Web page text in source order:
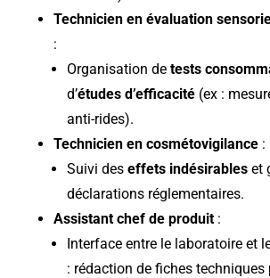
Technicien en évaluation
:
Organisation de tests
d’études d’efficacité (ex :
anti-rides).
Technicien en cosmétovigilance :
Suivi des effets indésirables et
déclarations réglementaires.
Assistant chef de produit :
Interface entre le laboratoire et
: rédaction de fiches techniques